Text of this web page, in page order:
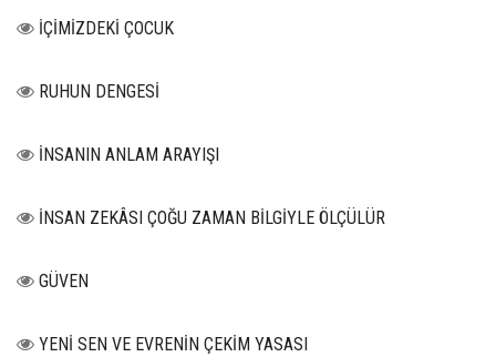
İÇİMİZDEKİ ÇOCUK
RUHUN DENGESİ
İNSANIN ANLAM ARAYIŞI
İNSAN ZEKÂSI ÇOĞU ZAMAN BİLGİYLE ÖLÇÜLÜR
GÜVEN
YENİ SEN VE EVRENİN ÇEKİM YASASI